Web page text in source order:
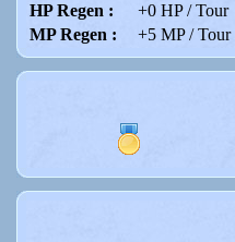
HP Regen :
+0 HP / Tour
MP Regen :
+5 MP / Tour